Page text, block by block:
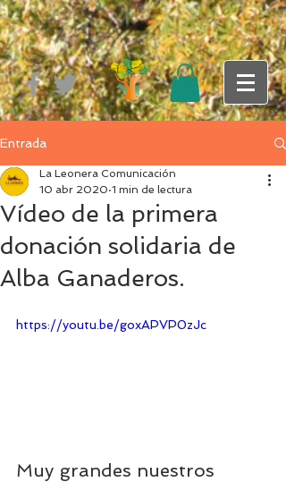
Entrada
Vídeo de la primera
donación solidaria de
Alba Ganaderos.
La Leonera Comunicación
10 abr 2020 1 min de lectura
https://youtu.be/goxAPVP0zJc
Muy grandes nuestros